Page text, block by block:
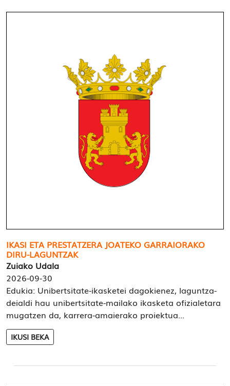
IKASI ETA PRESTATZERA JOATEKO GARRAIORAKO
DIRU-LAGUNTZAK
Zuiako Udala
2026-09-30
Edukia: Unibertsitate-ikasketei dagokienez, laguntza-
deialdi hau unibertsitate-mailako ikasketa ofizialetara
mugatzen da, karrera-amaierako proiektua...
IKUSI BEKA